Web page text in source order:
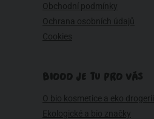
Obchodní podmínky
Ochrana osobních údajů
Cookies
BIOOO JE TU PRO VÁS
O bio kosmetice a eko drogerii
Ekologické a bio značky